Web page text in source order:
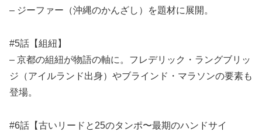
– ジーファー（沖縄のかんざし）を題材に展開。
#5話【組紐】
– 京都の組紐が物語の軸に。フレデリック・ラングブリッ
ジ（アイルランド出身）やブラインド・マラソンの要素も
登場。
#6話【古いリードと25のタンポ〜最期のハンドサイ